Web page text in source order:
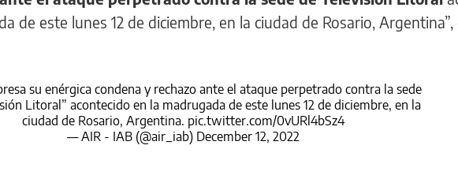
de este lunes 12 de diciembre, en la ciudad de Rosario, Argentina”,
su enérgica condena y rechazo ante el ataque perpetrado contra la sede
Litoral” acontecido en la madrugada de este lunes 12 de diciembre, en la
ciudad de Rosario, Argentina. pic.twitter.com/0vURl4bSz4
— AIR - IAB (@air_iab) December 12, 2022